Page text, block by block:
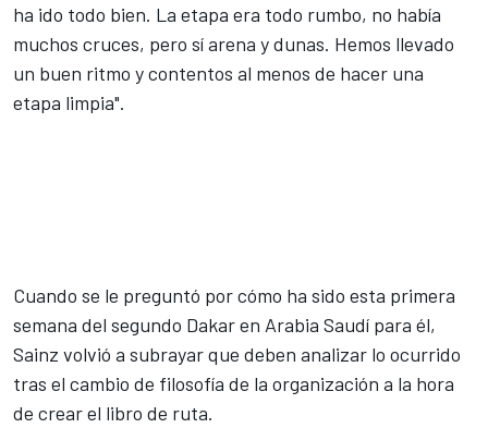
ha ido todo bien. La etapa era todo rumbo, no había
muchos cruces, pero sí arena y dunas. Hemos llevado
un buen ritmo y contentos al menos de hacer una
etapa limpia".
Cuando se le preguntó por cómo ha sido esta primera
semana del segundo Dakar en Arabia Saudí para él,
Sainz volvió a subrayar que deben analizar lo ocurrido
tras el cambio de filosofía de la organización a la hora
de crear el libro de ruta.